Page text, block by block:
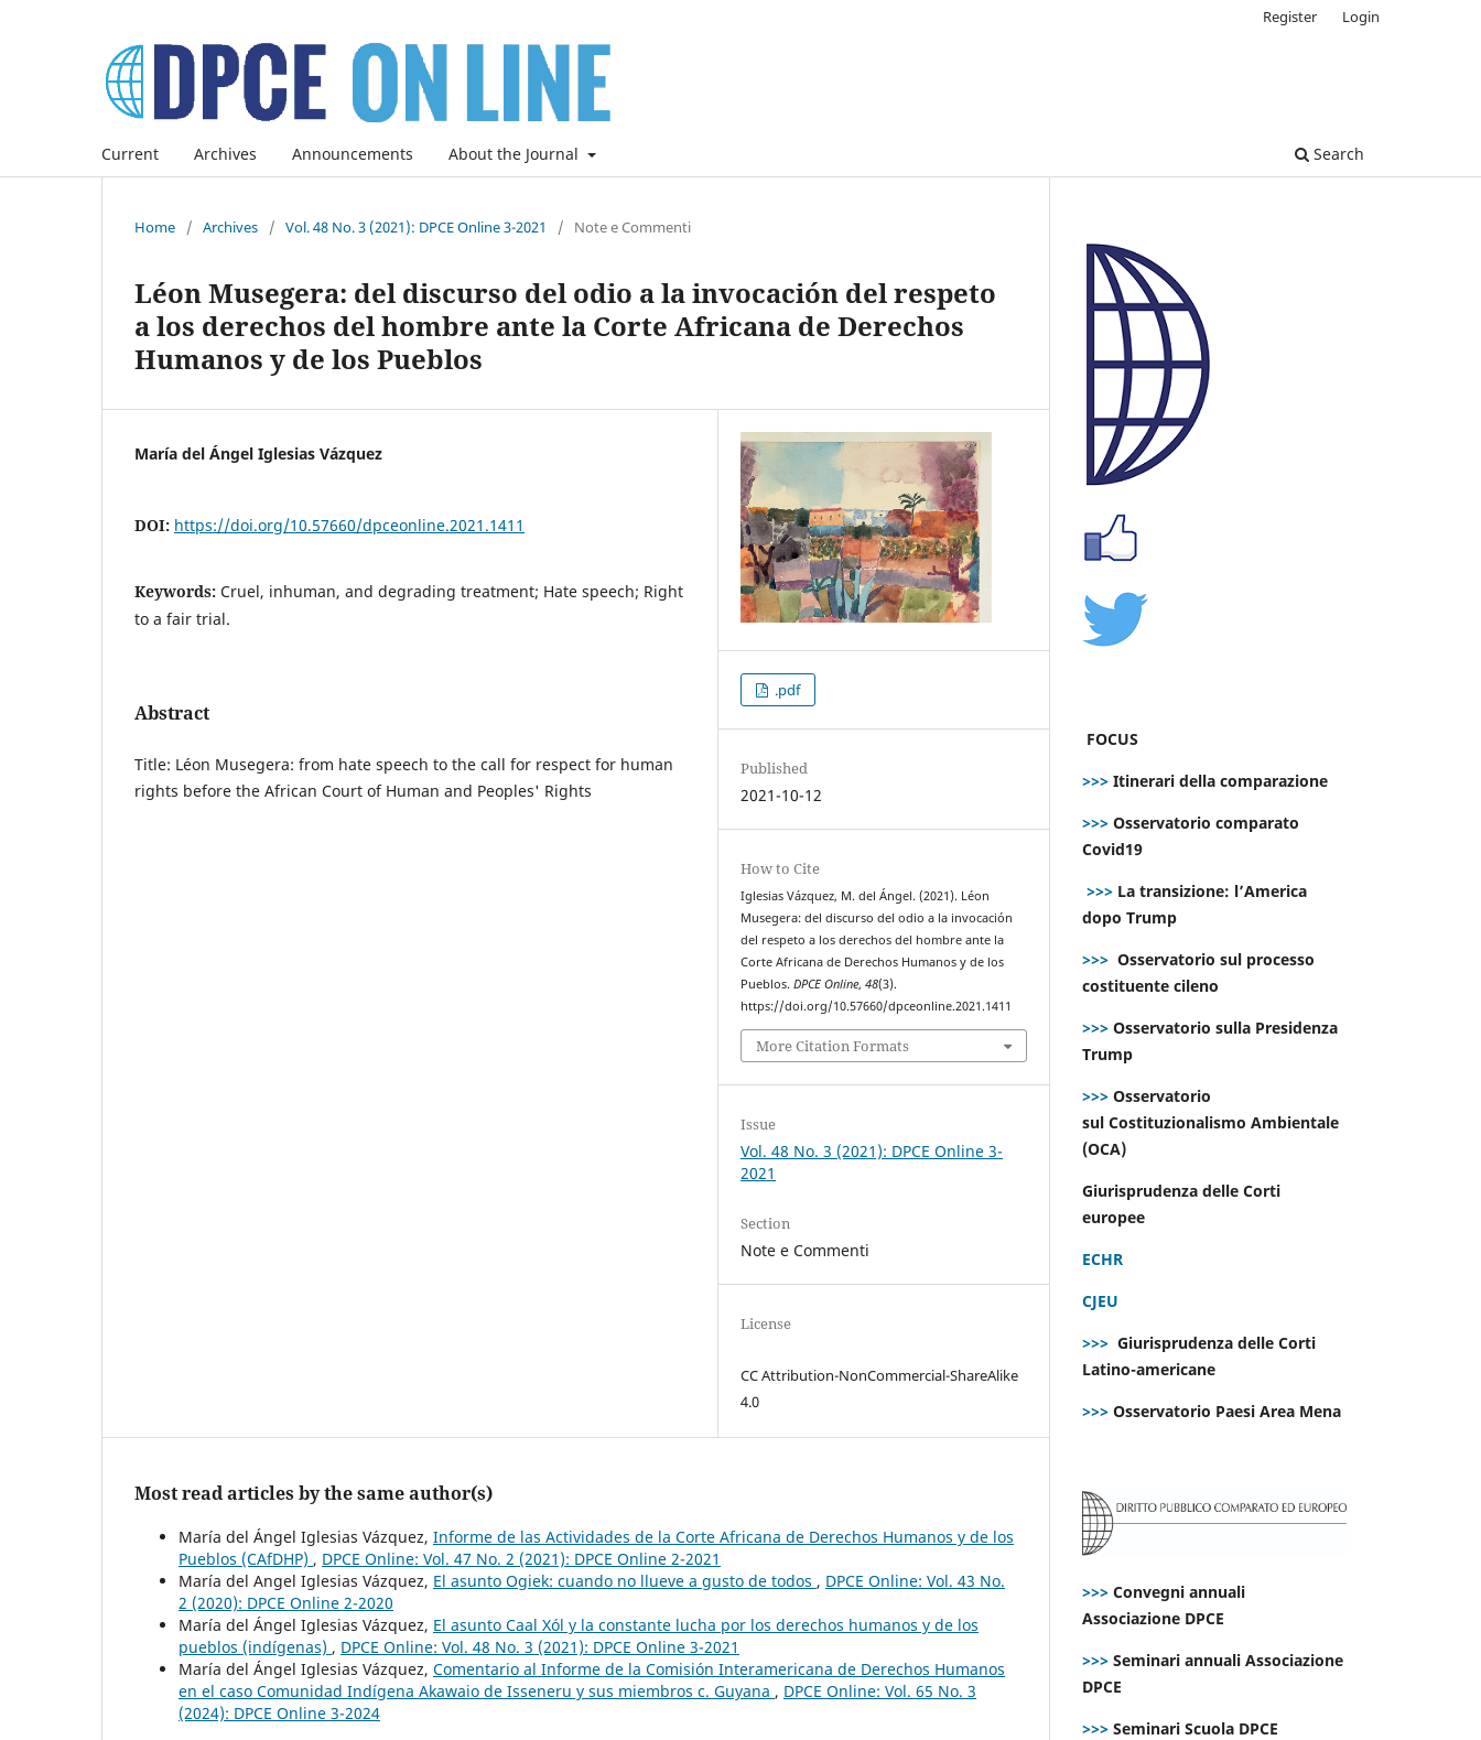
Current Archives Announcements About the Journal Search
Register Login
Home / Archives / Vol. 48 No. 3 (2021): DPCE Online 3-2021 / Note e Commenti
Léon Musegera: del discurso del odio a la invocación del respeto
a los derechos del hombre ante la Corte Africana de Derechos
Humanos y de los Pueblos
María del Ángel Iglesias Vázquez
DOI: https://doi.org/10.57660/dpceonline.2021.1411
Keywords: Cruel, inhuman, and degrading treatment; Hate speech; Right
to a fair trial.
Abstract
Title: Léon Musegera: from hate speech to the call for respect for human
rights before the African Court of Human and Peoples' Rights
.pdf
Published
2021-10-12
How to Cite
Iglesias Vázquez, M. del Ángel. (2021). Léon
Musegera: del discurso del odio a la invocación
del respeto a los derechos del hombre ante la
Corte Africana de Derechos Humanos y de los
Pueblos.DPCE Online,48(3).
https://doi.org/10.57660/dpceonline.2021.1411
More Citation Formats
Issue
Vol. 48 No. 3 (2021): DPCE Online 3-
2021
Section
Note e Commenti
License
CC Attribution-NonCommercial-ShareAlike
4.0
Most read articles by the same author(s)
María del Ángel Iglesias Vázquez, Informe de las Actividades de la Corte Africana de Derechos Humanos y de los
Pueblos (CAfDHP) , DPCE Online: Vol. 47 No. 2 (2021): DPCE Online 2-2021
María del Angel Iglesias Vázquez, El asunto Ogiek: cuando no llueve a gusto de todos , DPCE Online: Vol. 43 No.
2 (2020): DPCE Online 2-2020
María del Ángel Iglesias Vázquez, El asunto Caal Xól y la constante lucha por los derechos humanos y de los
pueblos (indígenas) , DPCE Online: Vol. 48 No. 3 (2021): DPCE Online 3-2021
María del Ángel Iglesias Vázquez, Comentario al Informe de la Comisión Interamericana de Derechos Humanos
en el caso Comunidad Indígena Akawaio de Isseneru y sus miembros c. Guyana , DPCE Online: Vol. 65 No. 3
(2024): DPCE Online 3-2024
FOCUS
>>> Itinerari della comparazione
>>> Osservatorio comparato
Covid19
>>> La transizione: l’America
dopo Trump
>>> Osservatorio sul processo
costituente cileno
>>> Osservatorio sulla Presidenza
Trump
>>> Osservatorio
sul Costituzionalismo Ambientale
(OCA)
Giurisprudenza delle Corti
europee
ECHR
CJEU
>>> Giurisprudenza delle Corti
Latino-americane
>>> Osservatorio Paesi Area Mena
>>> Convegni annuali
Associazione DPCE
>>> Seminari annuali Associazione
DPCE
>>> Seminari Scuola DPCE